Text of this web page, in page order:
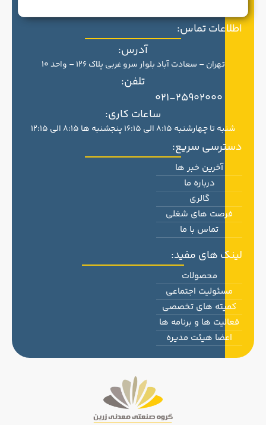
اطلاعات تماس:
آدرس:
تهران – سعادت آباد بلوار سرو غربی پلاک 126 – واحد 10
تلفن:
021-25902000
ساعات کاری:
شنبه تا چهارشنبه 8:15 الی 16:15 پنجشنبه ها 8:15 الی 12:15
دسترسی سریع:
آخرین خبر ها
درباره ما
گالری
فرصت های شغلی
تماس با ما
لینک های مفید:
محصولات
مسئولیت اجتماعی
کمیته های تخصصی
فعالیت ها و برنامه ها
اعضا هیئت مدیره